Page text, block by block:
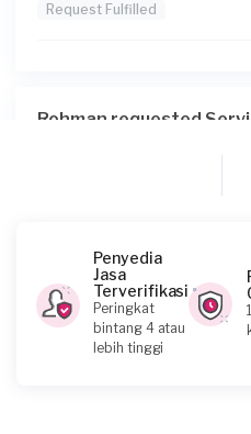
Request Fulfilled
Rohman requested
Dewi requested Service
Sekitar 21 jam yang lalu
Jakarta Timur, Jakarta
Penyedia
Jasa
Terverifikasi
Peringkat
bintang 4 atau
lebih tinggi